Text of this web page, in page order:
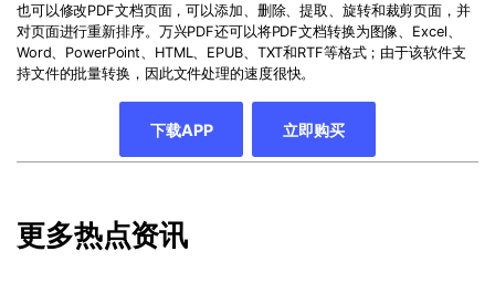
也可以修改PDF文档页面，可以添加、删除、提取、旋转和裁剪页面，并
对页面进行重新排序。万兴PDF还可以将PDF文档转换为图像、Excel、
Word、PowerPoint、HTML、EPUB、TXT和RTF等格式；由于该软件支
持文件的批量转换，因此文件处理的速度很快。
下载APP 立即购买
更多热点资讯